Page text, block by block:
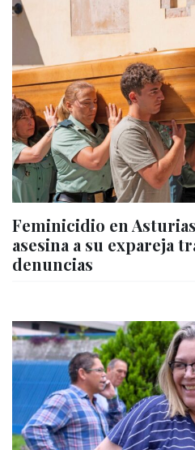
Feminicidio en
asesina a su expareja
denuncias